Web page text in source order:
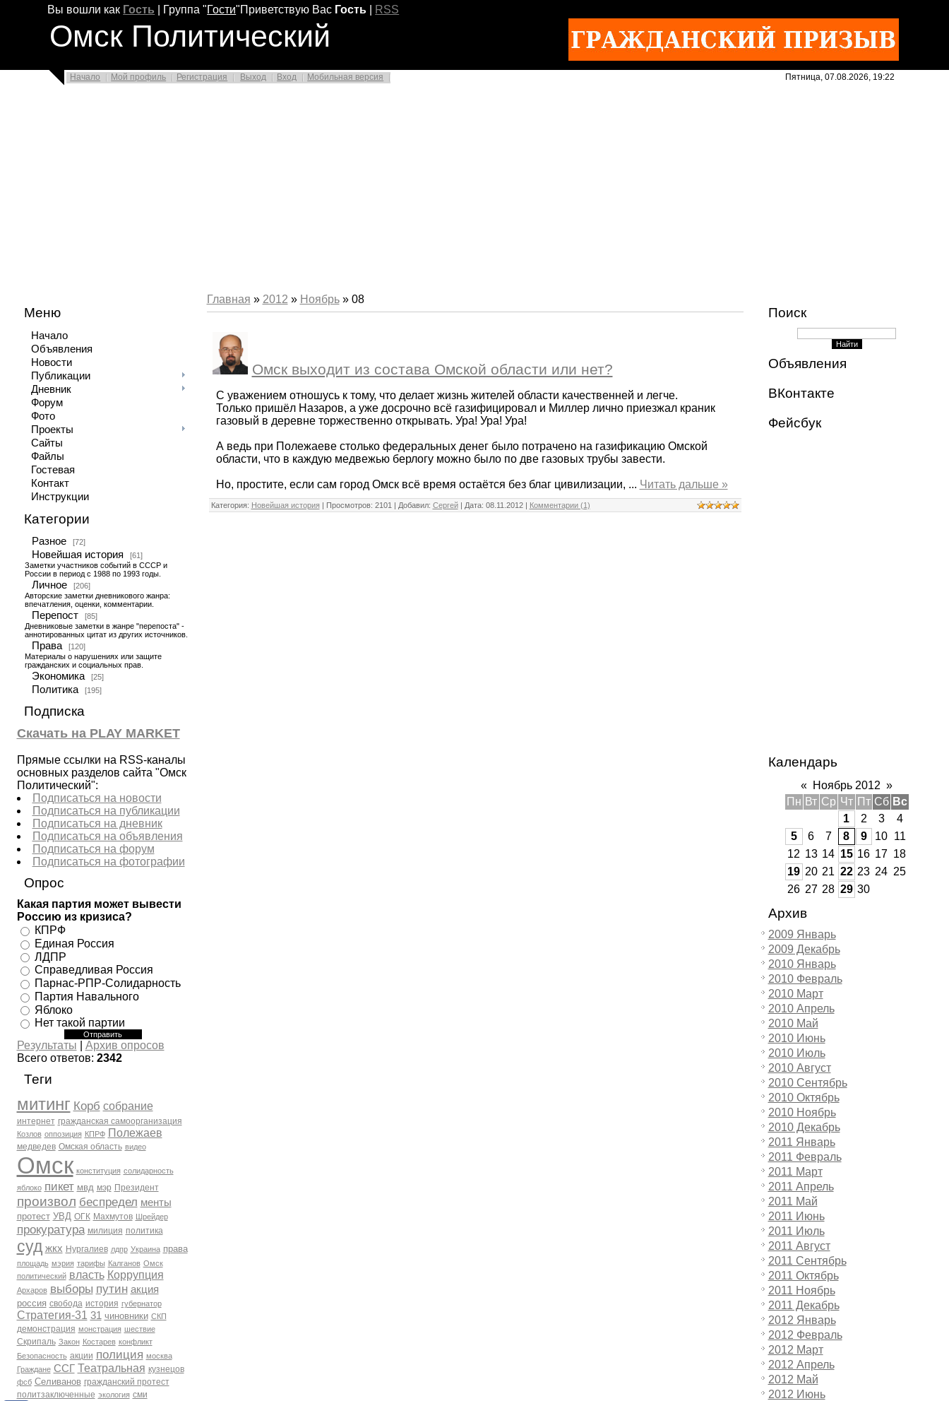
Вы вошли как Гость Группа "Гости"Приветствую Вас Гость RSS
Омск Политический
Начало Мой профиль Регистрация Выход Вход Мобильная версия Пятница, 07.08.2026, 19:22
Меню
Начало
Объявления
Новости
Публикации
Дневник
Форум
Фото
Проекты
Сайты
Файлы
Гостевая
Контакт
Инструкции
Категории
Разное [72]
Новейшая история
[61]
Заметки участников событий в СССР и
России в период с 1988 по 1993 годы.
Личное
[206]
Авторские заметки дневникового жанра:
впечатления, оценки, комментарии.
Перепост
[85]
Дневниковые заметки в жанре "перепоста" -
аннотированных цитат из других источников.
Права
[120]
Материалы о нарушениях или защите
гражданских и социальных прав.
Экономика [25]
Политика [195]
Подписка
Скачать на PLAY MARKET
Прямые ссылки на RSS-каналы
основных разделов сайта "Омск
Политический":
Подписаться на новости
Подписаться на публикации
Подписаться на дневник
Подписаться на объявления
Подписаться на форум
Подписаться на фотографии
Опрос
Какая партия может вывести
Россию из кризиса?
КПРФ
Единая Россия
ЛДПР
Справедливая Россия
Парнас-РПР-Солидарность
Партия Навального
Яблоко
Нет такой партии
Результаты
Архив опросов
Всего ответов: 2342
Теги
митинг Корб собрание
интернет гражданская самоорганизация
Козлов оппозиция КПРФ Полежаев
медведев Омская область видео
Омск конституция солидарность
яблоко пикет мвд мэр Президент
произвол беспредел менты
протест УВД ОГК Махмутов Шрейдер
прокуратура милиция политика
суд жкх Нургалиев лдпр Украина права
площадь мэрия тарифы Калганов Омск
политический власть Коррупция
Архаров выборы путин акция
россия свобода история губернатор
Стратегия-31 31 чиновники СКП
демонстрация монстрация шествие
Скрипаль Закон Костарев конфликт
Безопасность акции полиция москва
Граждане ССГ Театральная кузнецов
фсб Селиванов гражданский протест
политзаключенные экология сми
Главная » 2012 » Ноябрь » 08
Омск выходит из состава Омской области или нет?
С уважением отношусь к тому, что делает жизнь жителей области качественней и легче.
Только пришёл Назаров, а уже досрочно всё газифицировал и Миллер лично приезжал краник
газовый в деревне торжественно открывать. Ура! Ура! Ура!
А ведь при Полежаеве столько федеральных денег было потрачено на газификацию Омской
области, что в каждую медвежью берлогу можно было по две газовых трубы завести.
Но, простите, если сам город Омск всё время остаётся без благ цивилизации, ... Читать дальше »
Категория: Новейшая история | Просмотров: 2101 | Добавил: Сергей| Дата: 08.11.2012| Комментарии (1)
Поиск
Объявления
ВКонтакте
Фейсбук
Календарь
« Ноябрь 2012 »
Пн Вт Ср Чт Пт Сб Вс
1
2 3
4
5
6 7 8 9 10 11
12 13 14 15 16 17 18
19 20 21 22 23 24 25
26 27 28 29 30
Архив
2009 Январь
2009 Декабрь
2010 Январь
2010 Февраль
2010 Март
2010 Апрель
2010 Май
2010 Июнь
2010 Июль
2010 Август
2010 Сентябрь
2010 Октябрь
2010 Ноябрь
2010 Декабрь
2011 Январь
2011 Февраль
2011 Март
2011 Апрель
2011 Май
2011 Июнь
2011 Июль
2011 Август
2011 Сентябрь
2011 Октябрь
2011 Ноябрь
2011 Декабрь
2012 Январь
2012 Февраль
2012 Март
2012 Апрель
2012 Май
2012 Июнь